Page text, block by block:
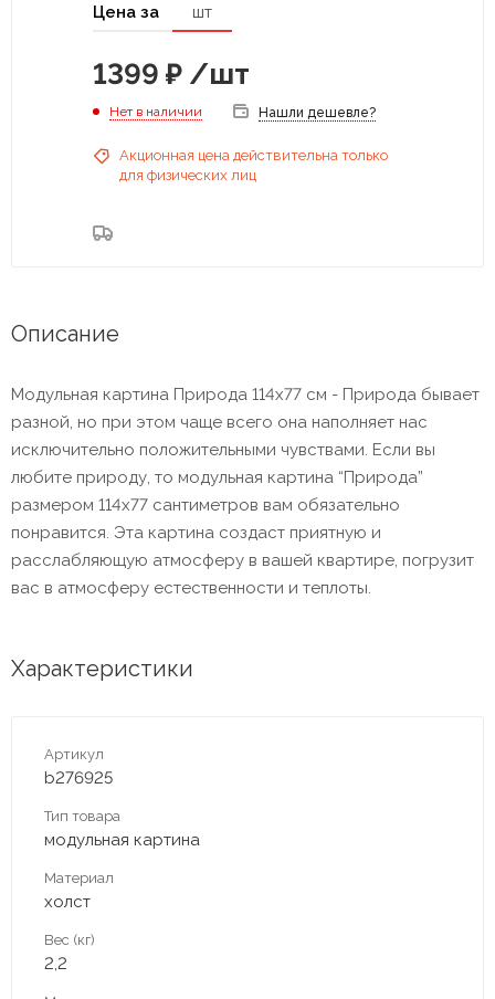
Цена за шт
1399 ₽ /шт
Нет в наличии Нашли дешевле?
Акционная цена действительна только
для физических лиц
Описание
Модульная картина Природа 114х77 см - Природа бывает
разной, но при этом чаще всего она наполняет нас
исключительно положительными чувствами. Если вы
любите природу, то модульная картина “Природа”
размером 114х77 сантиметров вам обязательно
понравится. Эта картина создаст приятную и
расслабляющую атмосферу в вашей квартире, погрузит
вас в атмосферу естественности и теплоты.
Характеристики
Артикул
b276925
Тип товара
модульная картина
Материал
холст
Вес (кг)
2,2